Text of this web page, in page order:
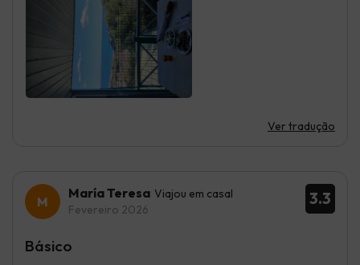
Ver tradução
3.3
María Teresa Viajou em casal
Fevereiro 2026
Básico